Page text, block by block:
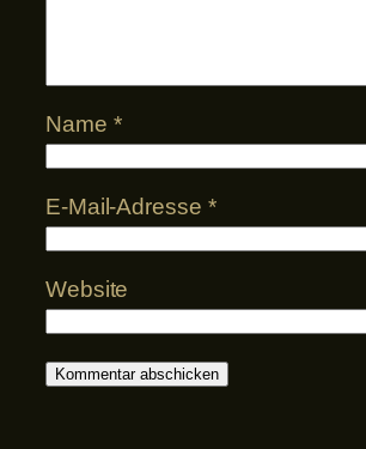
Name *
E-Mail-Adresse *
Website